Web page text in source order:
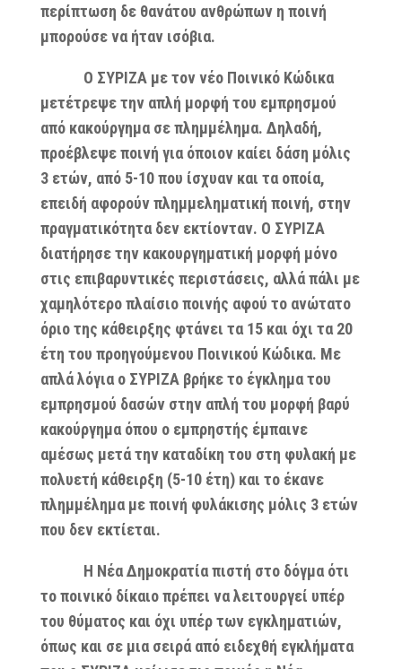
περίπτωση δε θανάτου ανθρώπων η ποινή
μπορούσε να ήταν ισόβια.
Ο ΣΥΡΙΖΑ με τον νέο Ποινικό Κώδικα
μετέτρεψε την απλή μορφή του εμπρησμού
από κακούργημα σε πλημμέλημα. Δηλαδή,
προέβλεψε ποινή για όποιον καίει δάση μόλις
3 ετών, από 5-10 που ίσχυαν και τα οποία,
επειδή αφορούν πλημμεληματική ποινή, στην
πραγματικότητα δεν εκτίονταν. Ο ΣΥΡΙΖΑ
διατήρησε την κακουργηματική μορφή μόνο
στις επιβαρυντικές περιστάσεις, αλλά πάλι με
χαμηλότερο πλαίσιο ποινής αφού το ανώτατο
όριο της κάθειρξης φτάνει τα 15 και όχι τα 20
έτη του προηγούμενου Ποινικού Κώδικα. Με
απλά λόγια ο ΣΥΡΙΖΑ βρήκε το έγκλημα του
εμπρησμού δασών στην απλή του μορφή βαρύ
κακούργημα όπου ο εμπρηστής έμπαινε
αμέσως μετά την καταδίκη του στη φυλακή με
πολυετή κάθειρξη (5-10 έτη) και το έκανε
πλημμέλημα με ποινή φυλάκισης μόλις 3 ετών
που δεν εκτίεται.
Η Νέα Δημοκρατία πιστή στο δόγμα ότι
το ποινικό δίκαιο πρέπει να λειτουργεί υπέρ
του θύματος και όχι υπέρ των εγκληματιών,
όπως και σε μια σειρά από ειδεχθή εγκλήματα